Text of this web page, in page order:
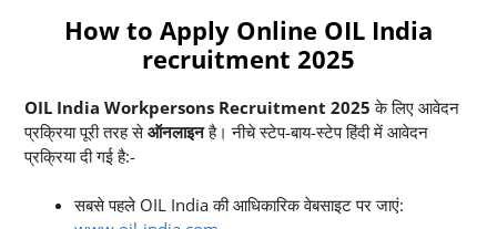
How to Apply Online OIL India
recruitment 2025
OIL India Workpersons Recruitment 2025 के लिए आवेदन
प्रक्रिया पूरी तरह सेऑनलाइनहै। नीचे स्टेप-बाय-स्टेप हिंदी में आवेदन
प्रक्रिया दी गई है:-
सबसे पहले OIL India की आधिकारिक वेबसाइट पर जाएं: